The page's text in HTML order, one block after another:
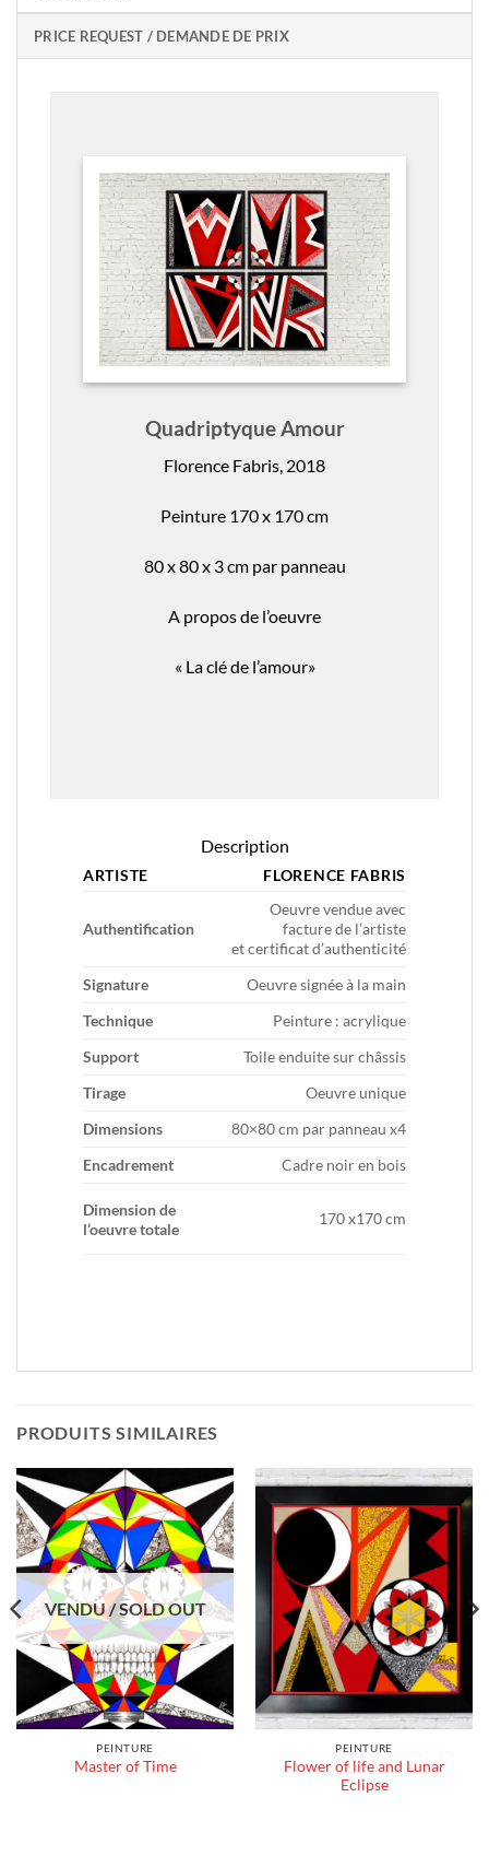
PRICE REQUEST / DEMANDE DE PRIX
Quadriptyque Amour
Florence Fabris, 2018
Peinture 170 x 170 cm
80 x 80 x 3 cm par panneau
A propos de l’oeuvre
« La clé de l’amour»
Description
ARTISTE FLORENCE FABRIS
Authentification
Oeuvre vendue avec
facture de l’artiste
et certificat d’authenticité
Signature
Oeuvre signée à la main
Technique
Peinture : acrylique
Support
Toile enduite sur châssis
Tirage
Oeuvre unique
Dimensions
80×80 cm par panneau x4
Encadrement
Cadre noir en bois
Dimension de
l’oeuvre totale
170 x170 cm
PRODUITS SIMILAIRES
VENDU / SOLD OUT
PEINTURE
Master of Time
PEINTURE
Flower of life and Lunar
Eclipse